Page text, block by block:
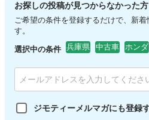
お探しの投稿が見つからなかった方
ご希望の条件を登録するだけで、新
す。
選択中の条件 兵庫県 中古車 ホンダ
ジモティーメルマガにも登録